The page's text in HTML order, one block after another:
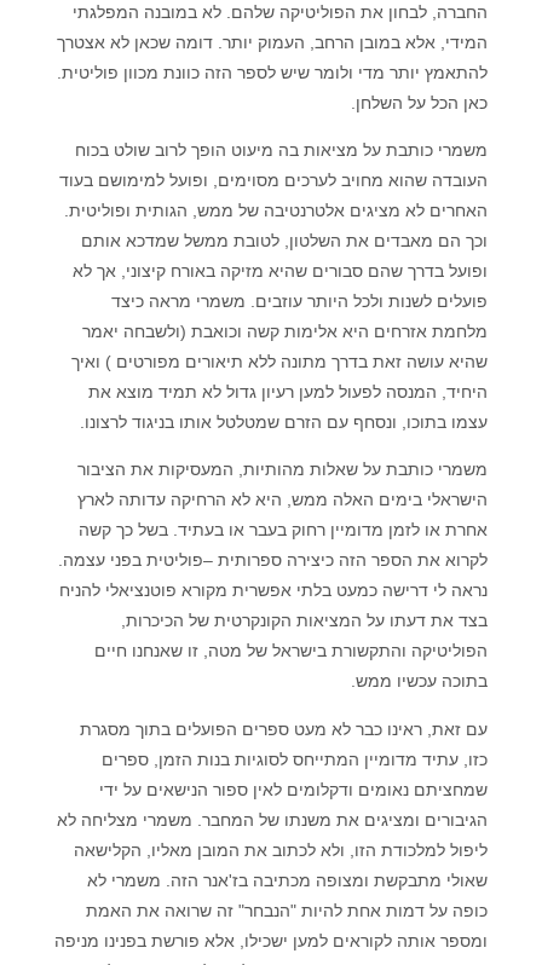
החברה, לבחון את הפוליטיקה שלהם. לא במובנה המפלגתי
המידי, אלא במובן הרחב, העמוק יותר. דומה שכאן לא אצטרך
להתאמץ יותר מדי ולומר שיש לספר הזה כוונת מכוון פוליטית.
כאן הכל על השלחן.
משמרי כותבת על מציאות בה מיעוט הופך לרוב שולט בכוח
העובדה שהוא מחויב לערכים מסוימים, ופועל למימושם בעוד
האחרים לא מציגים אלטרנטיבה של ממש, הגותית ופוליטית.
וכך הם מאבדים את השלטון, לטובת ממשל שמדכא אותם
ופועל בדרך שהם סבורים שהיא מזיקה באורח קיצוני, אך לא
פועלים לשנות ולכל היותר עוזבים. משמרי מראה כיצד
מלחמת אזרחים היא אלימות קשה וכואבת (ולשבחה יאמר
שהיא עושה זאת בדרך מתונה ללא תיאורים מפורטים ) ואיך
היחיד, המנסה לפעול למען רעיון גדול לא תמיד מוצא את
עצמו בתוכו, ונסחף עם הזרם שמטלטל אותו בניגוד לרצונו.
משמרי כותבת על שאלות מהותיות, המעסיקות את הציבור
הישראלי בימים האלה ממש, היא לא הרחיקה עדותה לארץ
אחרת או לזמן מדומיין רחוק בעבר או בעתיד. בשל כך קשה
לקרוא את הספר הזה כיצירה ספרותית –פוליטית בפני עצמה.
נראה לי דרישה כמעט בלתי אפשרית מקורא פוטנציאלי להניח
בצד את דעתו על המציאות הקונקרטית של הכיכרות,
הפוליטיקה והתקשורת בישראל של מטה, זו שאנחנו חיים
בתוכה עכשיו ממש.
עם זאת, ראינו כבר לא מעט ספרים הפועלים בתוך מסגרת
כזו, עתיד מדומיין המתייחס לסוגיות בנות הזמן, ספרים
שמחציתם נאומים ודקלומים לאין ספור הנישאים על ידי
הגיבורים ומציגים את משנתו של המחבר. משמרי מצליחה לא
ליפול למלכודת הזו, ולא לכתוב את המובן מאליו, הקלישאה
שאולי מתבקשת ומצופה מכתיבה בז'אנר הזה. משמרי לא
כופה על דמות אחת להיות "הנבחר" זה שרואה את האמת
ומספר אותה לקוראים למען ישכילו, אלא פורשת בפנינו מניפה